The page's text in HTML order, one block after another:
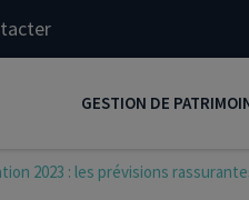
GESTION DE
Développer son
2023 : les prévisions